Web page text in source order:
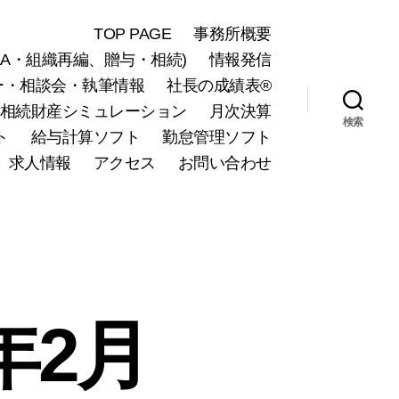
TOP PAGE
事務所概要
・組織再編、贈与・相続)
情報発信
相談会・執筆情報
社長の成績表®
相続財産シミュレーション
月次決算
給与計算ソフト
勤怠管理ソフト
求人情報
アクセス お問い合わせ
検索
2月